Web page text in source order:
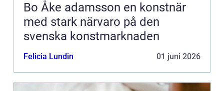
Bo Åke adamsson en konstnär
med stark närvaro på den
svenska konstmarknaden
Felicia Lundin 01 juni 2026